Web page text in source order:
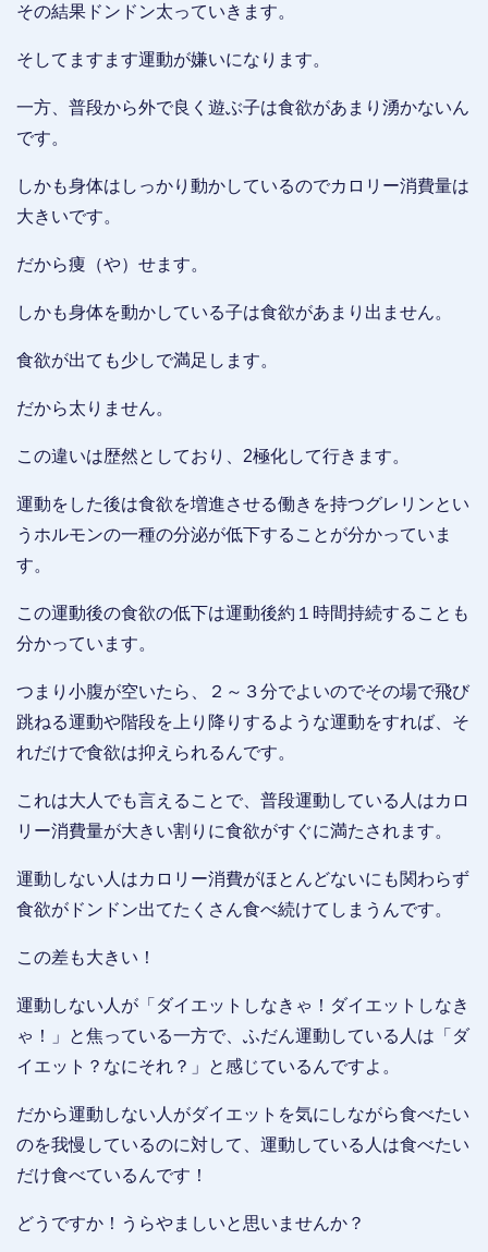
その結果ドンドン太っていきます。
そしてますます運動が嫌いになります。
一方、普段から外で良く遊ぶ子は食欲があまり湧かないん
です。
しかも身体はしっかり動かしているのでカロリー消費量は
大きいです。
だから痩（や）せます。
しかも身体を動かしている子は食欲があまり出ません。
食欲が出ても少しで満足します。
だから太りません。
この違いは歴然としており、2極化して行きます。
運動をした後は食欲を増進させる働きを持つグレリンとい
うホルモンの一種の分泌が低下することが分かっていま
す。
この運動後の食欲の低下は運動後約１時間持続することも
分かっています。
つまり小腹が空いたら、２～３分でよいのでその場で飛び
跳ねる運動や階段を上り降りするような運動をすれば、そ
れだけで食欲は抑えられるんです。
これは大人でも言えることで、普段運動している人はカロ
リー消費量が大きい割りに食欲がすぐに満たされます。
運動しない人はカロリー消費がほとんどないにも関わらず
食欲がドンドン出てたくさん食べ続けてしまうんです。
この差も大きい！
運動しない人が「ダイエットしなきゃ！ダイエットしなき
ゃ！」と焦っている一方で、ふだん運動している人は「ダ
イエット？なにそれ？」と感じているんですよ。
だから運動しない人がダイエットを気にしながら食べたい
のを我慢しているのに対して、運動している人は食べたい
だけ食べているんです！
どうですか！うらやましいと思いませんか？